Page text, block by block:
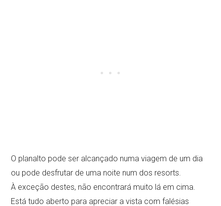
O planalto pode ser alcançado numa viagem de um dia
ou pode desfrutar de uma noite num dos resorts.
À exceção destes, não encontrará muito lá em cima.
Está tudo aberto para apreciar a vista com falésias